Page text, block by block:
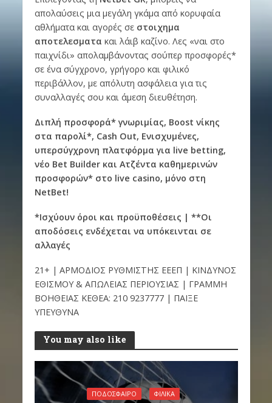
απολαύσεις μια μεγάλη γκάμα από κορυφαία
αθλήματα και αγορές σε στοιχημα
αποτελεσματα και λάιβ καζίνο. Λες «ναι στο
παιχνίδι» απολαμβάνοντας σούπερ προσφορές*
σε ένα σύγχρονο, γρήγορο και φιλικό
περιβάλλον, με απόλυτη ασφάλεια για τις
συναλλαγές σου και άμεση διευθέτηση.
Διπλή προσφορά* γνωριμίας, Boost νίκης
στα παρολί*, Cash Out, Ενισχυμένες,
υπερσύγχρονη πλατφόρμα για live betting,
νέο Bet Builder και Ατζέντα καθημερινών
προσφορών* στο live casino, μόνο στη
NetBet!
*Ισχύουν όροι και προϋποθέσεις | **Οι
αποδόσεις ενδέχεται να υπόκεινται σε
αλλαγές
21+ | ΑΡΜΟΔΙΟΣ ΡΥΘΜΙΣΤΗΣ ΕΕΕΠ | ΚΙΝΔΥΝΟΣ
ΕΘΙΣΜΟΥ & ΑΠΩΛΕΙΑΣ ΠΕΡΙΟΥΣΙΑΣ | ΓΡΑΜΜΗ
ΒΟΗΘΕΙΑΣ ΚΕΘΕΑ: 210 9237777 | ΠΑΙΞΕ
ΥΠΕΥΘΥΝΑ
You may also like
ΠΟΔΌΣΦΑΙΡΟ ΦΙΛΙΚΆ